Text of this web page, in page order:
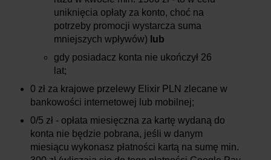
uniknięcia opłaty za konto, choć na
potrzeby promocji wystarcza suma
mniejszych wpływów) lub
gdy posiadacz konta nie ukończył 26
lat;
0 zł za krajowe przelewy Elixir PLN zlecane w
bankowości internetowej lub mobilnej;
0/5 zł - opłata miesięczna za kartę wydaną do
konta nie będzie pobrana, jeśli w danym
miesiącu wykonasz płatności kartą na sumę min.